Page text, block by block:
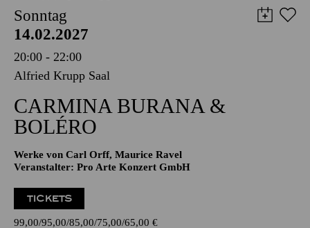
PHILHARMONIE ESSEN
Sonntag
14.02.2027
20:00 - 22:00
Alfried Krupp Saal
CARMINA BURANA &
BOLÉRO
Werke von Carl Orff, Maurice Ravel
Veranstalter: Pro Arte Konzert GmbH